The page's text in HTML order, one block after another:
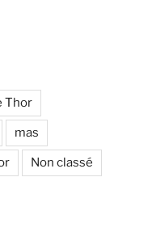
Thor
mas
Non classé